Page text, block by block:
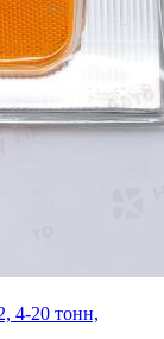
4-20 тонн,